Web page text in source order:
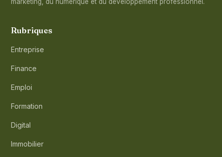
Rubriques
Entreprise
Finance
Emploi
Formation
Digital
Immobilier